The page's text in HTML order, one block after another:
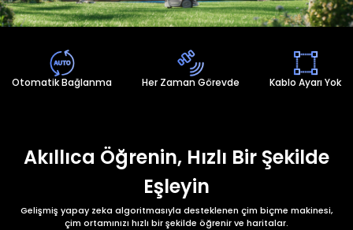
Otomatik Bağlanma Her Zaman Görevde Kablo Ayarı Yok
Akıllıca Öğrenin, Hızlı Bir Şekilde
Eşleyin
Gelişmiş yapay zeka algoritmasıyla desteklenen çim biçme makinesi,
çim ortamınızı hızlı bir şekilde öğrenir ve haritalar.